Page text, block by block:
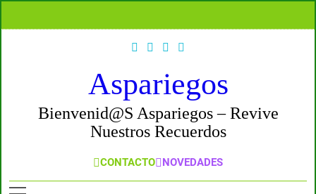
Aspariegos
Bienvenid@s Aspariegos – Revive
Nuestros Recuerdos
CONTACTO NOVEDADES